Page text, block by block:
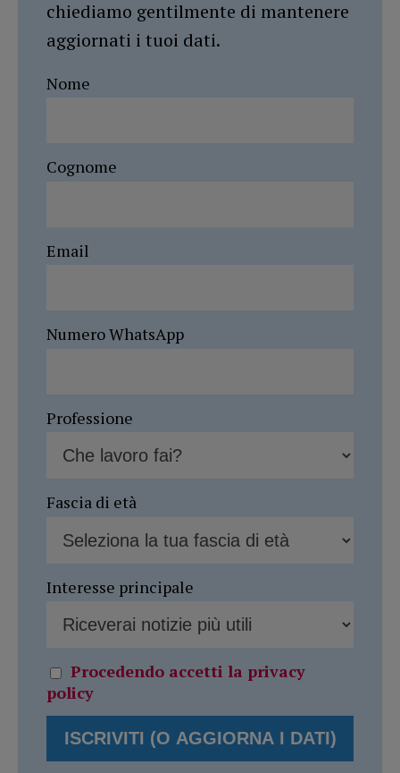
chiediamo gentilmente di mantenere
aggiornati i tuoi dati.
Nome
Cognome
Email
Numero WhatsApp
Professione
Fascia di età
Interesse principale
Procedendo accetti la privacy
policy